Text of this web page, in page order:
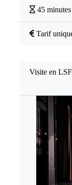
45 minutes
Tarif
Visite en LSF